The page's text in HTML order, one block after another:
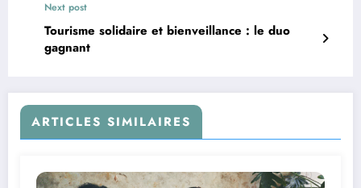
Next post
Tourisme solidaire et bienveillance : le duo
gagnant
ARTICLES SIMILAIRES